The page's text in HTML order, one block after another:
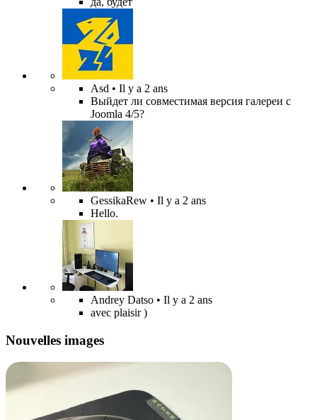
Asd • Il y a 2 ans
Выйдет ли совместимая версия галереи с
Joomla 4/5?
GessikaRew • Il y a 2 ans
Hello.
Andrey Datso • Il y a 2 ans
avec plaisir )
Nouvelles images